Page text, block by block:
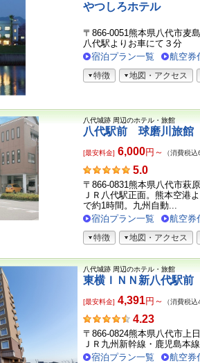
やつしろホテル
〒866-0051熊本県八代市麦
八代駅よりお車にて３分
宿泊プラン一覧
航空券
特徴 地図・アクセス
八代城跡 周辺のホテル・旅館
八代駅前 球磨川旅館
[最安料金] 6,000円～ （消費税込
お
客
さ
ま
の
声
5.0
〒866-0831熊本県八代市萩
ＪＲ八代駅正面。熊本空港
で約1時間。九州自動...
宿泊プラン一覧
航空券
特徴 地図・アクセス
八代城跡 周辺のホテル・旅館
東横ＩＮＮ新八代駅前
[最安料金] 4,391円～ （消費税込
お
客
さ
ま
4.23
〒866-0824熊本県八代市上
ＪＲ九州新幹線・鹿児島本
宿泊プラン一覧
航空券